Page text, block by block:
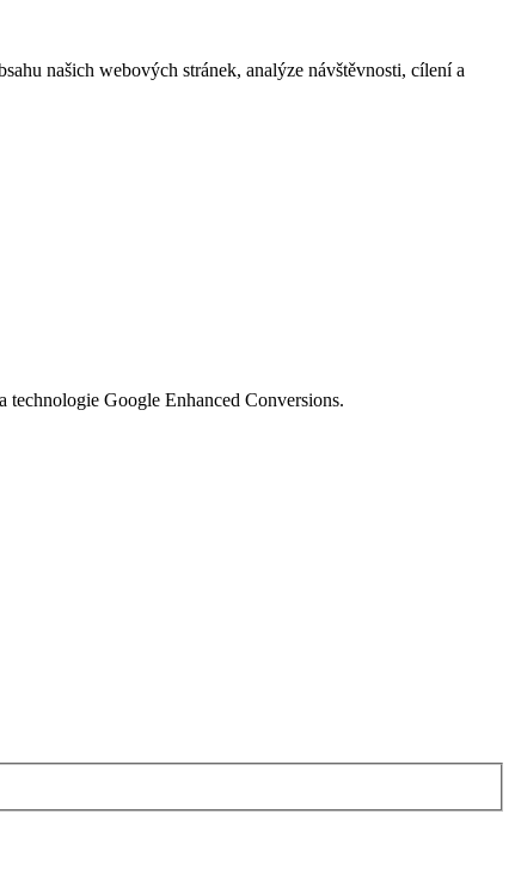
našich webových stránek, analýze návštěvnosti, cílení a
Google Enhanced Conversions.